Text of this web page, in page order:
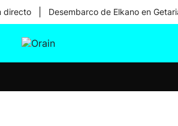
directo Desembarco de Elkano en